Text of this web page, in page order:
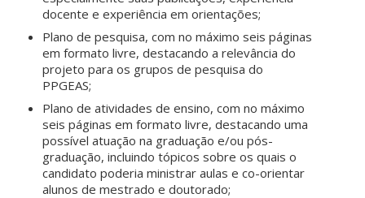
docente e experiência em orientações;
Plano de pesquisa, com no máximo seis páginas
em formato livre, destacando a relevância do
projeto para os grupos de pesquisa do
PPGEAS;
Plano de atividades de ensino, com no máximo
seis páginas em formato livre, destacando uma
possível atuação na graduação e/ou pós-
graduação, incluindo tópicos sobre os quais o
candidato poderia ministrar aulas e co-orientar
alunos de mestrado e doutorado;